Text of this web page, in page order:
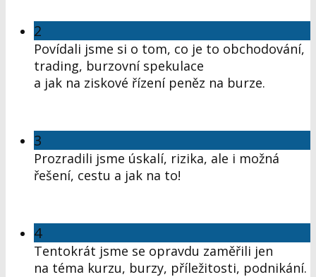
2
Povídali jsme si o tom, co je to obchodování,
trading, burzovní spekulace
a jak na ziskové řízení peněz na burze.
3
Prozradili jsme úskalí, rizika, ale i možná
řešení, cestu a jak na to!
4
Tentokrát jsme se opravdu zaměřili jen
na téma kurzu, burzy, příležitosti, podnikání.